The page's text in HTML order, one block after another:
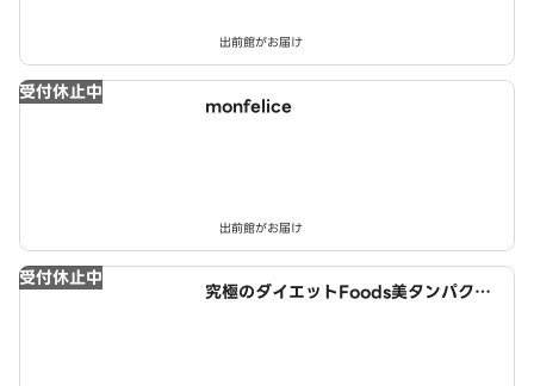
出前館がお届け
受付休止中
monfelice
出前館がお届け
受付休止中
究極のダイエットFoods美タンパクラ